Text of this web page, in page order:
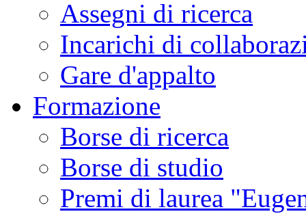
Assegni di ricerca
Incarichi di
Gare d'appalto
Formazione
Borse di ricerca
Borse di studio
Premi di laurea